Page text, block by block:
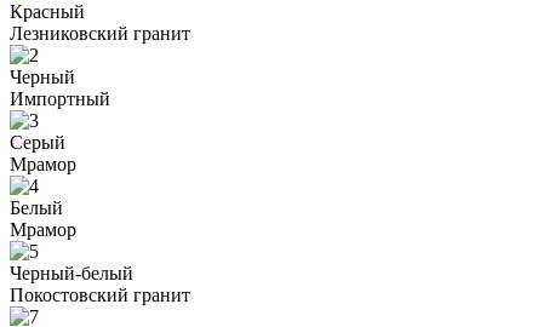
Красный
Лезниковский гранит
Черный
Импортный
Серый
Мрамор
Белый
Мрамор
Черный-белый
Покостовский гранит